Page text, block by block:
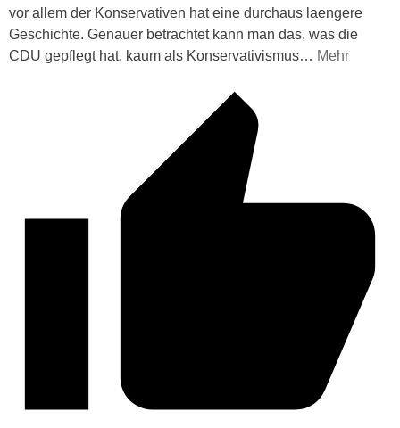
vor allem der Konservativen hat eine durchaus laengere
Geschichte. Genauer betrachtet kann man das, was die
CDU gepflegt hat, kaum als Konservativismus… Mehr